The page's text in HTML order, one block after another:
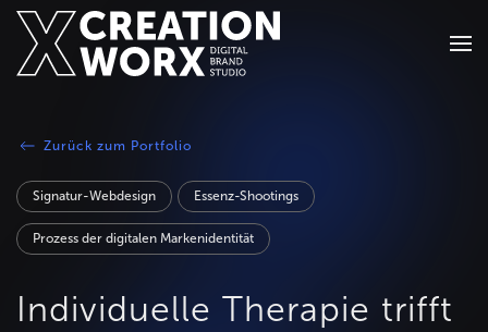
Zum Hauptinhalt springen
Zurück zum Portfolio
Signatur-Webdesign Essenz-Shootings
Prozess der digitalen Markenidentität
Individuelle Therapie trifft